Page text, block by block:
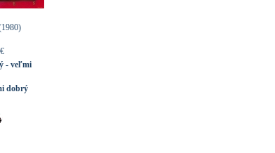
- veľmi
dobrý